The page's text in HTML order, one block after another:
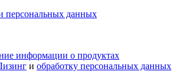
персональных данных
информации о продуктах
и обработку персональных данных